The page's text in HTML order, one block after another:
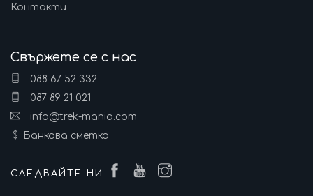
Контакти
Свържете се с нас
088 67 52 332
087 89 21 021
info@trek-mania.com
Банкова сметка
СЛЕДВАЙТЕ НИ